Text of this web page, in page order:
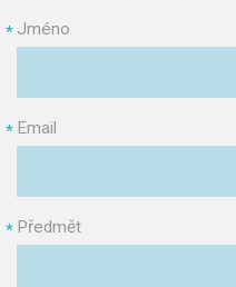
Jméno
*
Email
*
Předmět
*